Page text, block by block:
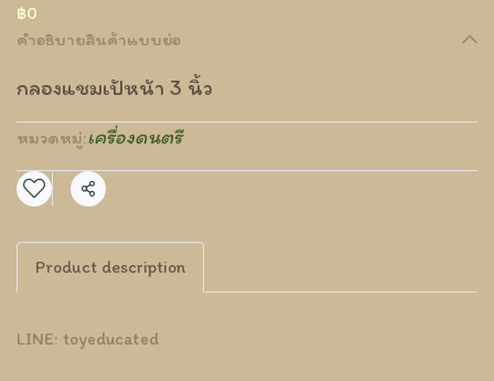
฿0
คำอธิบายสินค้าแบบย่อ
กลองแชมเป้หน้า 3 นิ้ว
หมวดหมู่:เครื่องดนตรี
แชร์
Product description
LINE: toyeducated